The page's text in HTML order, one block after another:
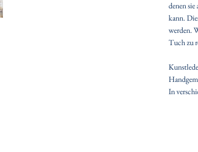
denen
kann.
werden.
Tuch zu
In